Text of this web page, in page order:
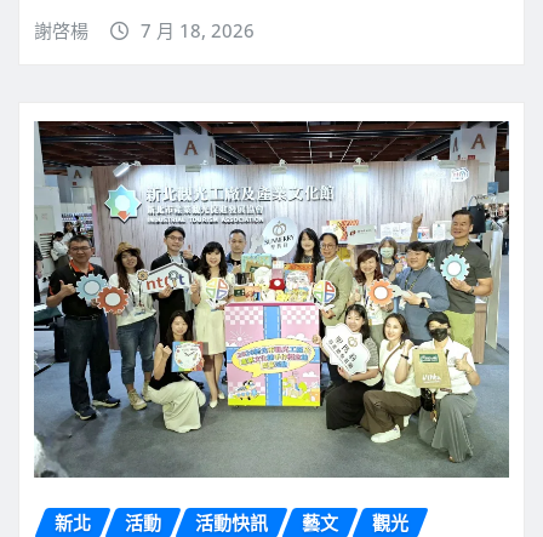
謝啓楊 7 月 18, 2026
新北 活動 活動快訊 藝文 觀光